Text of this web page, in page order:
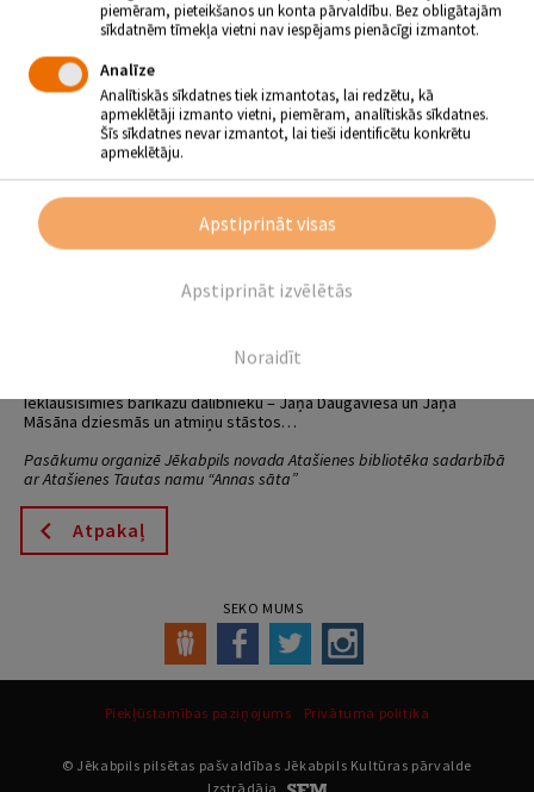
BARIKĀŽU LAIKA ATCERES
PASĀKUMS
19.01.2025 - plkst.15.00
Atašienes Tautas nams “Annas sāta”
Atašienes Tautas nama “Annas sāta” pagalmā
Ieklausīsimies barikāžu dalībnieku – Jāņa Daugavieša un Jāņa
Māsāna dziesmās un atmiņu stāstos…
Pasākumu organizē Jēkabpils novada Atašienes bibliotēka sadarbībā
ar Atašienes Tautas namu “Annas sāta”
Atpakaļ
SEKO MUMS
Piekļūstamības paziņojums Privātuma politika
© Jēkabpils pilsētas pašvaldības Jēkabpils Kultūras pārvalde
Izstrādāja
piemēram, pieteikšanos un konta pārvaldību. Bez obligātajām
sīkdatnēm tīmekļa vietni nav iespējams pienācīgi izmantot.
Analīze
Analītiskās sīkdatnes tiek izmantotas, lai redzētu, kā
apmeklētāji izmanto vietni, piemēram, analītiskās sīkdatnes.
Šīs sīkdatnes nevar izmantot, lai tieši identificētu konkrētu
apmeklētāju.
Noraidīt
Apstiprināt izvēlētās
Apstiprināt visas